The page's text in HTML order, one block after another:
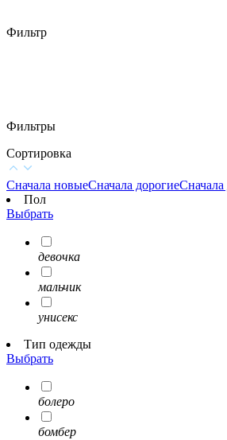
Фильтр
Фильтры
Сортировка
Сначала новыеСначала дорогие
Пол
Выбрать
девочка
мальчик
унисекс
Тип одежды
Выбрать
болеро
бомбер